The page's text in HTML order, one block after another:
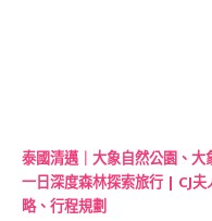
泰國清邁｜大象自然公園、
一日深度森林探索旅行 | CJ
略、行程規劃